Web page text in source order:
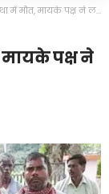
मायके पक्ष ने लगाया हत्या का आरोप
मायके पक्ष ने